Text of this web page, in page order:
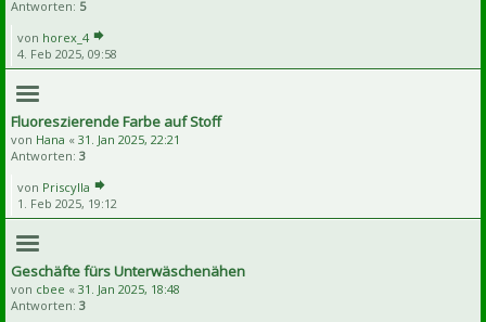
Antworten: 5
von horex_4
4. Feb 2025, 09:58
Fluoreszierende Farbe auf Stoff
von Hana « 31. Jan 2025, 22:21
Antworten: 3
von Priscylla
1. Feb 2025, 19:12
Geschäfte fürs Unterwäschenähen
von cbee « 31. Jan 2025, 18:48
Antworten: 3